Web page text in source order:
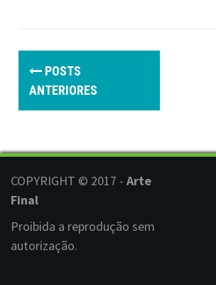
P
o
s
t
s
n
a
v
POSTS
ANTERIORES
COPYRIGHT © 2017 - Arte
Final
Proibida a reprodução sem
autorização.